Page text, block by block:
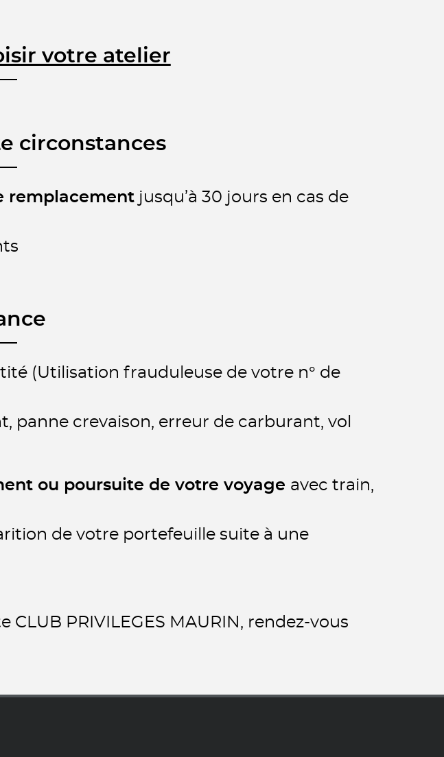
votre atelier
circonstances
remplacement jusqu’à 30 jours en cas de
(Utilisation frauduleuse de votre n° de
panne crevaison, erreur de carburant, vol
ou poursuite de votre voyage avec train,
de votre portefeuille suite à une
PRIVILEGES MAURIN, rendez-vous